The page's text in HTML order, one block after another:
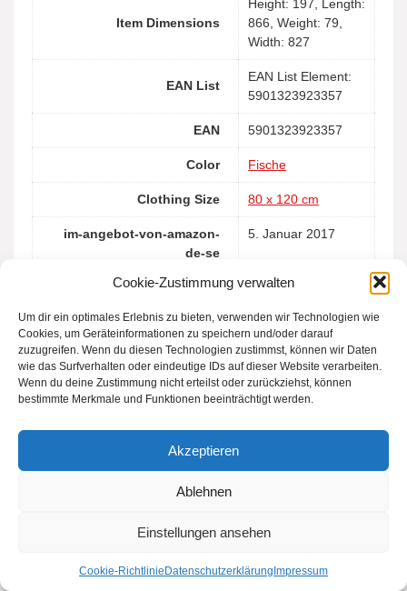
Cookie-Zustimmung verwalten
Um dir ein optimales Erlebnis zu bieten, verwenden wir Technologien wie
Cookies, um Geräteinformationen zu speichern und/oder darauf
zuzugreifen. Wenn du diesen Technologien zustimmst, können wir Daten
wie das Surfverhalten oder eindeutige IDs auf dieser Website verarbeiten.
Wenn du deine Zustimmung nicht erteilst oder zurückziehst, können
bestimmte Merkmale und Funktionen beeinträchtigt werden.
Akzeptieren
Ablehnen
Einstellungen ansehen
Cookie-Richtlinie Datenschutzerklärung Impressum
Item Dimensions
Height: 197, Length:
866, Weight: 79,
Width: 827
EAN List
EAN List Element:
5901323923357
EAN 5901323923357
Color Fische
Clothing Size 80 x 120 cm
im-angebot-von-amazon-
de-se
5. Januar 2017
14 reviews forMotherhood
5901323923357 Einschlag- Und Mulltücher
Aus Baumwollflanell Musselin 80×120 Cm (2
Stück) – Premium, 100% Naturreine Baumwolle
– Öko-Tex Standard 100, Fische für gesunde
4.6 out of 5